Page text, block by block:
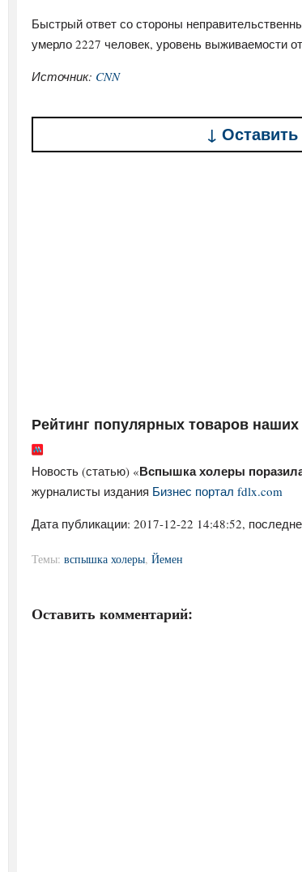
Быстрый ответ со стороны
умерло 2227 человек, уровень выживаемости
Источник: CNN
↓
Рейтинг популярных товаров наших
Новость (статью) «Вспышка холеры
журналисты издания Бизнес портал fdlx.com
Дата публикации: 2017-12-22 14:48:52,
Темы: вспышка холеры, Йемен
Оставить комментарий: